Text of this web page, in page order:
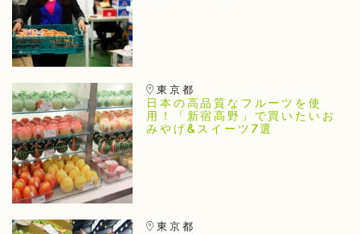
東京都
日本の高品質なフルーツを使
用！「新宿高野」で買いたいお
みやげ&スイーツ7選
東京都